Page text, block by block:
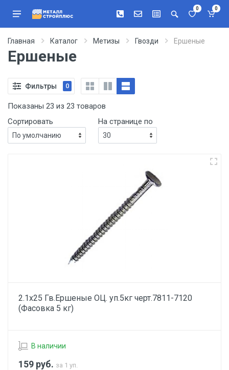
0 0
Главная Каталог Метизы Гвозди Ершеные
Ершеные
Фильтры 0
Показаны 23 из 23 товаров
Сортировать
На странице по
2.1х25 Гв.Ершеные ОЦ. уп.5кг черт.7811-7120
(Фасовка 5 кг)
В наличии
159 руб. за 1 уп.